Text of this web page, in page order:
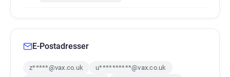
E-Postadresser
z*****@vax.co.uk
u**********@vax.co.uk